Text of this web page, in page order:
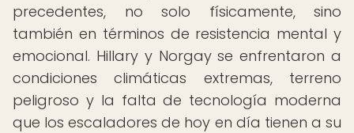
precedentes, no solo físicamente, sino
también en términos de resistencia mental y
emocional. Hillary y Norgay se enfrentaron a
condiciones climáticas extremas, terreno
peligroso y la falta de tecnología moderna
que los escaladores de hoy en día tienen a su